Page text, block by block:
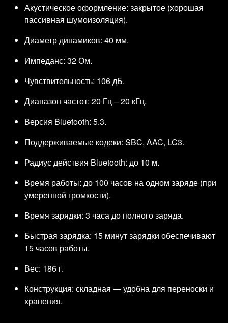
Акустическое оформление: закрытое (хорошая
пассивная шумоизоляция).
Диаметр динамиков: 40 мм.
Импеданс: 32 Ом.
Чувствительность: 106 дБ.
Диапазон частот: 20 Гц – 20 кГц.
Версия Bluetooth: 5.3.
Поддерживаемые кодеки: SBC, AAC, LC3.
Радиус действия Bluetooth: до 10 м.
Время работы: до 100 часов на одном заряде (при
умеренной громкости).
Время зарядки: 3 часа до полного заряда.
Быстрая зарядка: 15 минут зарядки обеспечивают
15 часов работы.
Вес: 186 г.
Конструкция: складная — удобна для переноски и
хранения.